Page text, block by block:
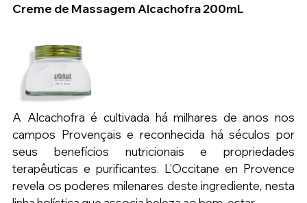
Creme de Massagem Alcachofra 200mL
A Alcachofra é cultivada há milhares de anos nos
campos Provençais e reconhecida há séculos por
seus benefícios nutricionais e propriedades
terapêuticas e purificantes. L’Occitane en Provence
revela os poderes milenares deste ingrediente, nesta